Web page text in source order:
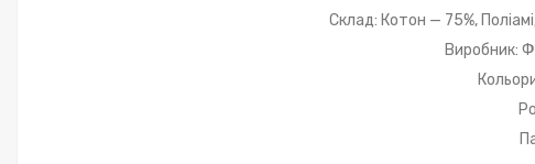
Склад: Котон — 75%,
Виробник: